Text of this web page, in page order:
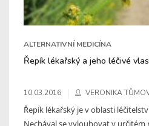
ALTERNATIVNÍ MEDICÍNA
Řepík lékařský a jeho léčivé
10.03.2016 VERONIKA
Řepík lékařský je v oblasti
Nechával se vylouhovat v